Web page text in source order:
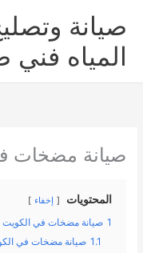
المحتوى
صيانة
المياه
صيانة مضخات
المحتويات إخفاء
1 صيانة مضخات في الكويت
1.1 صيانة مضخات في